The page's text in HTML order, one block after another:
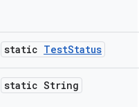
static TestStatus
static String